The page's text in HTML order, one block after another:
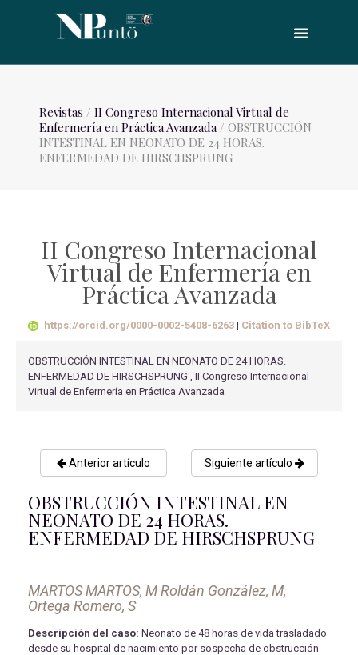
Revistas / II Congreso Internacional Virtual de
Enfermería en Práctica Avanzada/ OBSTRUCCIÓN
INTESTINAL EN NEONATO DE 24 HORAS.
ENFERMEDAD DE HIRSCHSPRUNG
II Congreso Internacional
Virtual de Enfermería en
Práctica Avanzada
https://orcid.org/0000-0002-5408-6263| Citation to BibTeX
OBSTRUCCIÓN INTESTINAL EN NEONATO DE 24 HORAS.
ENFERMEDAD DE HIRSCHSPRUNG , II Congreso Internacional
Virtual de Enfermería en Práctica Avanzada
Anterior artículo Siguiente artículo
OBSTRUCCIÓN INTESTINAL EN
NEONATO DE 24 HORAS.
ENFERMEDAD DE HIRSCHSPRUNG
MARTOS MARTOS, M Roldán González, M,
Ortega Romero, S
Descripción del caso: Neonato de 48 horas de vida trasladado
desde su hospital de nacimiento por sospecha de obstrucción